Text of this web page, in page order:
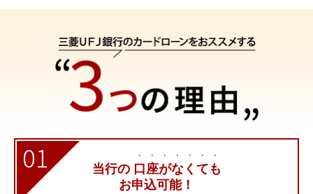
01 当行の 口座がなくても
・・・・・・・
お申込可能！